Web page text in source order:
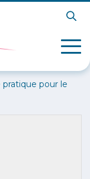
pour le